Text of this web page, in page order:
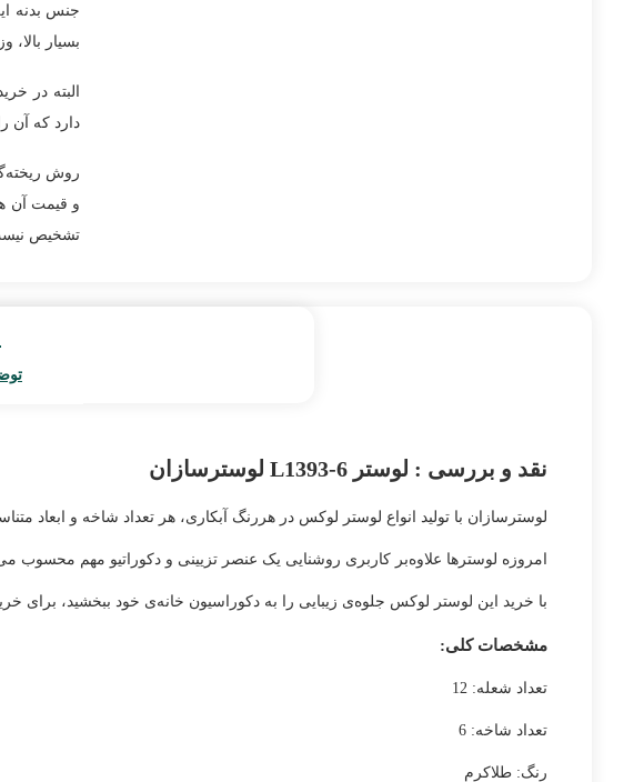
جنس بدنه
بسیار
البته در
دارد که آن
روش
و قیمت آن
تشخیص
نقد و بررسی : لوستر L1393-6 لوسترسازان
لوسترسازان با تولید انواع لوستر لوکس در هررنگ آبکاری، هر تعداد شاخه و
امروزه لوسترها علاوه‌بر کاربری روشنایی یک عنصر تزیینی و دکوراتیو مهم محسوب
با خرید این لوستر لوکس جلوه‌ی زیبایی را به دکوراسیون خانه‌ی خود ببخشید، برای
مشخصات کلی:
تعداد شعله: 12
تعداد شاخه: 6
رنگ: طلاکرم